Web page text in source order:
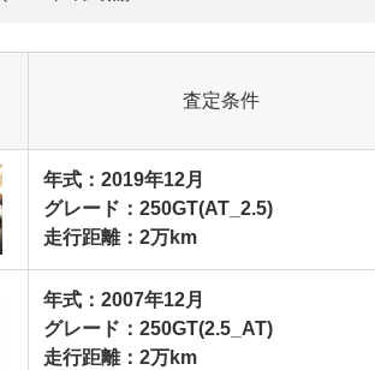
査定条件
年式：2019年12月
グレード：250GT(AT_2.5)
走行距離：2万km
年式：2007年12月
グレード：250GT(2.5_AT)
走行距離：2万km